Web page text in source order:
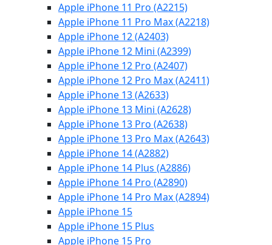
Apple iPhone 11 Pro (A2215)
Apple iPhone 11 Pro Max (A2218)
Apple iPhone 12 (A2403)
Apple iPhone 12 Mini (A2399)
Apple iPhone 12 Pro (A2407)
Apple iPhone 12 Pro Max (A2411)
Apple iPhone 13 (A2633)
Apple iPhone 13 Mini (A2628)
Apple iPhone 13 Pro (A2638)
Apple iPhone 13 Pro Max (A2643)
Apple iPhone 14 (A2882)
Apple iPhone 14 Plus (A2886)
Apple iPhone 14 Pro (A2890)
Apple iPhone 14 Pro Max (A2894)
Apple iPhone 15
Apple iPhone 15 Plus
Apple iPhone 15 Pro